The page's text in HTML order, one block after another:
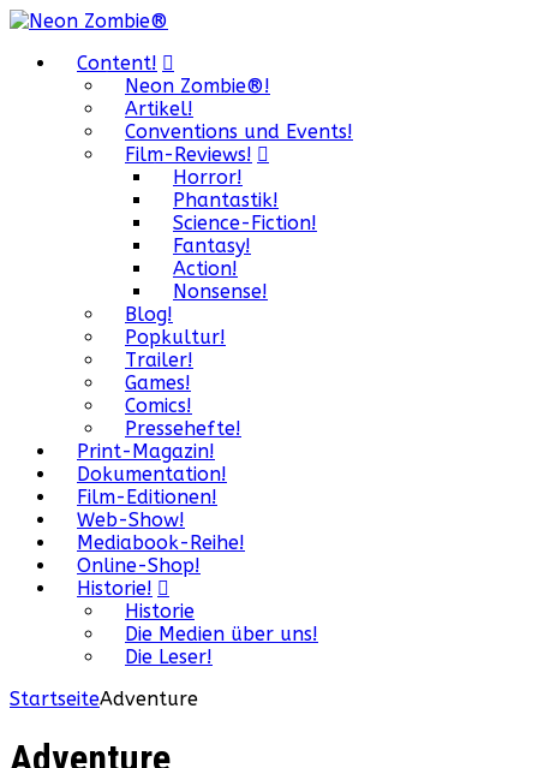
Content!
Neon Zombie®!
Artikel!
Conventions und Events!
Film-Reviews!
Horror!
Phantastik!
Science-Fiction!
Fantasy!
Action!
Nonsense!
Blog!
Popkultur!
Trailer!
Games!
Comics!
Pressehefte!
Print-Magazin!
Dokumentation!
Film-Editionen!
Web-Show!
Mediabook-Reihe!
Online-Shop!
Historie!
Historie
Die Medien über uns!
Die Leser!
StartseiteAdventure